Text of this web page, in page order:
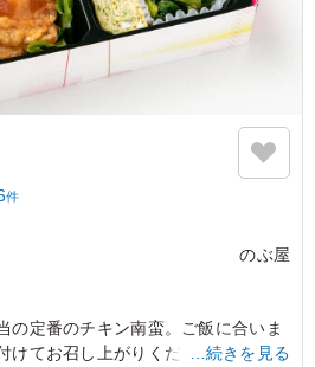
件
のぶ屋
の定番のチキン南蛮。ご飯に合いま
けてお召し上がりください。副菜も
…続きを見る